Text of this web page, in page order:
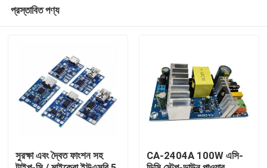
প্রস্তাবিত পণ্য
সুরক্ষা এবং দ্বৈত ফাংশন সহ
CA-2404A 100W এসি-